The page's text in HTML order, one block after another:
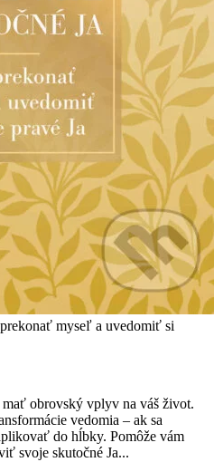
myseľ a uvedomiť si
obrovský vplyv na váš život.
vedomia – ak sa
do hĺbky. Pomôže vám
svoje skutočné Ja...